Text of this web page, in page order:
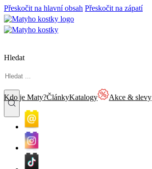
Přeskočit na hlavní obsah Přeskočit na zápatí
Hledat
Kdo je Maty?ČlánkyKatalogy Akce & slevy